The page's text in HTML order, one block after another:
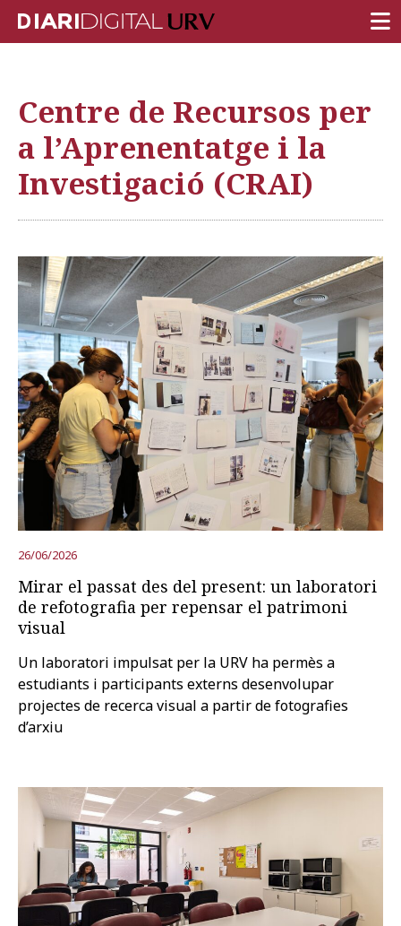
RECERCA
DOCÈNCIA
INSTITUCIÓ
VIDA AL CAMPUS
COMUNITAT URV
REPORTATGES
Més categories
Prova la cerca avançada
Subscriu-te als butlletins de la URV Agenda
ESPAÑOL ENGLISH
Centre de Recursos per
a l’Aprenentatge i la
Investigació (CRAI)
26/06/2026
Mirar el passat des del present: un laboratori
de refotografia per repensar el patrimoni
visual
Un laboratori impulsat per la URV ha permès a
estudiants i participants externs desenvolupar
projectes de recerca visual a partir de fotografies
d’arxiu